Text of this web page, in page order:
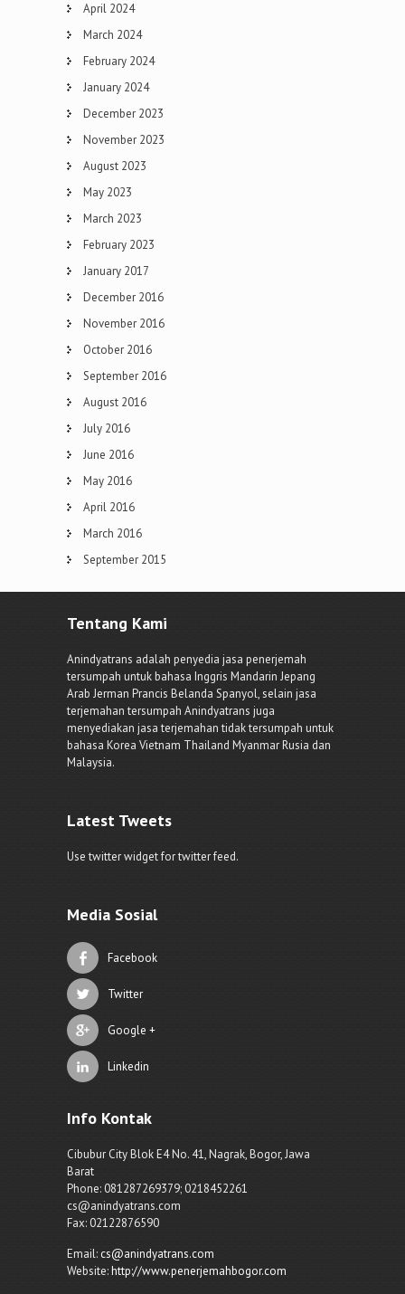
April 2024
March 2024
February 2024
January 2024
December 2023
November 2023
August 2023
May 2023
March 2023
February 2023
January 2017
December 2016
November 2016
October 2016
September 2016
August 2016
July 2016
June 2016
May 2016
April 2016
March 2016
September 2015
Tentang Kami
Anindyatrans adalah penyedia jasa penerjemah
tersumpah untuk bahasa Inggris Mandarin Jepang
Arab Jerman Prancis Belanda Spanyol, selain jasa
terjemahan tersumpah Anindyatrans juga
menyediakan jasa terjemahan tidak tersumpah untuk
bahasa Korea Vietnam Thailand Myanmar Rusia dan
Malaysia.
Latest Tweets
Use twitter widget for twitter feed.
Media Sosial
Facebook
Twitter
Google +
Linkedin
Info Kontak
Cibubur City Blok E4 No. 41, Nagrak, Bogor, Jawa
Barat
Phone: 081287269379; 0218452261
cs@anindyatrans.com
Fax: 02122876590
Email: cs@anindyatrans.com
Website:http://www.penerjemahbogor.com